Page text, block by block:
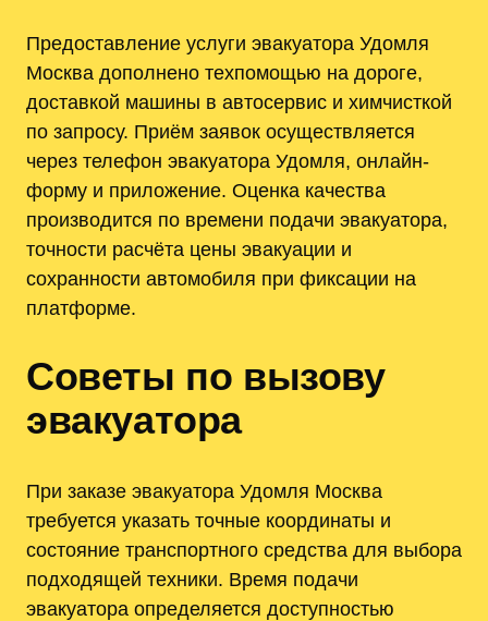
Предоставление услуги эвакуатора Удомля
Москва дополнено техпомощью на дороге,
доставкой машины в автосервис и химчисткой
по запросу. Приём заявок осуществляется
через телефон эвакуатора Удомля, онлайн-
форму и приложение. Оценка качества
производится по времени подачи эвакуатора,
точности расчёта цены эвакуации и
сохранности автомобиля при фиксации на
платформе.
Советы по вызову
эвакуатора
При заказе эвакуатора Удомля Москва
требуется указать точные координаты и
состояние транспортного средства для выбора
подходящей техники. Время подачи
эвакуатора определяется доступностью